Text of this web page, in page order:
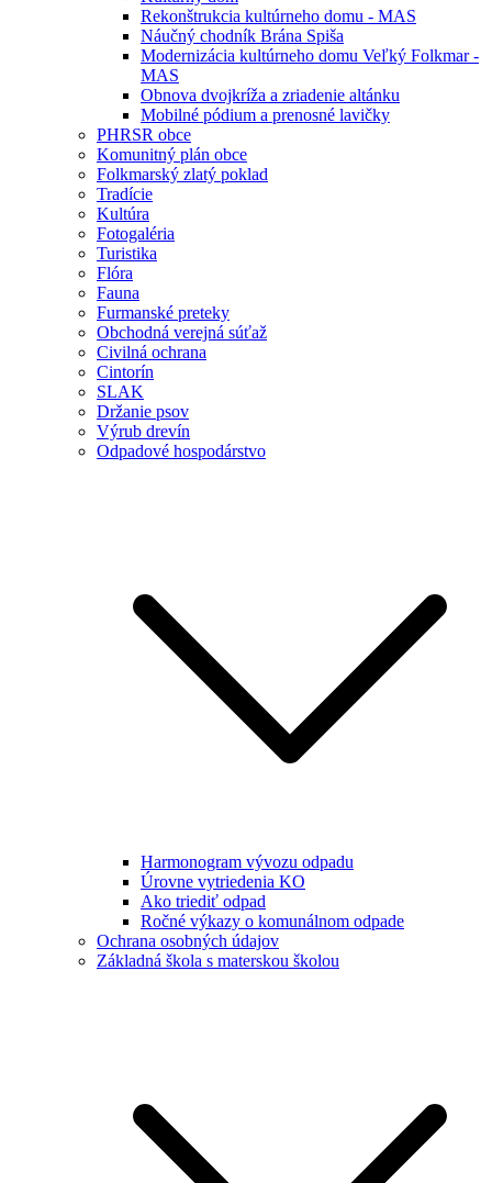
Rekonštrukcia kultúrneho domu - MAS
Náučný chodník Brána Spiša
Modernizácia kultúrneho domu Veľký Folkmar -
MAS
Obnova dvojkríža a zriadenie altánku
Mobilné pódium a prenosné lavičky
PHRSR obce
Komunitný plán obce
Folkmarský zlatý poklad
Tradície
Kultúra
Fotogaléria
Turistika
Flóra
Fauna
Furmanské preteky
Obchodná verejná súťaž
Civilná ochrana
Cintorín
SLAK
Držanie psov
Výrub drevín
Odpadové hospodárstvo
Harmonogram vývozu odpadu
Úrovne vytriedenia KO
Ako triediť odpad
Ročné výkazy o komunálnom odpade
Ochrana osobných údajov
Základná škola s materskou školou